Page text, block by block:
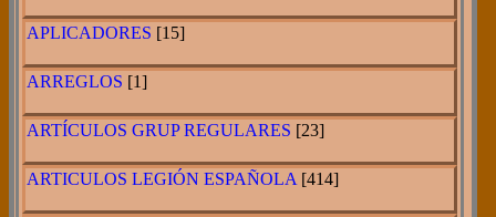
APLICADORES [15]
ARREGLOS [1]
ARTÍCULOS GRUP REGULARES [23]
ARTICULOS LEGIÓN ESPAÑOLA [414]